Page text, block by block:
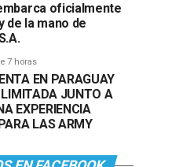
oficialmente
de la mano de
7 horas
EN PARAGUAY
LIMITADA JUNTO A
EXPERIENCIA
LAS ARMY